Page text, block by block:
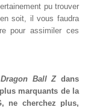
pu trouver
soit, il vous faudra
pour assimiler ces
Dragon Ball Zdans
marquants de la
ne cherchez plus,